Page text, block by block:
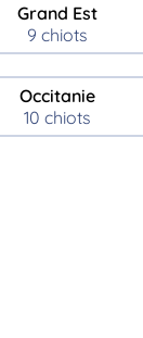
Grand Est
9 chiots
Occitanie
10 chiots